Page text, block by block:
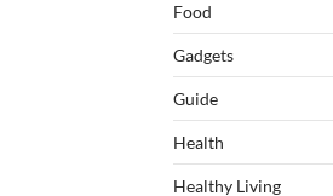
Food
Gadgets
Guide
Health
Healthy Living